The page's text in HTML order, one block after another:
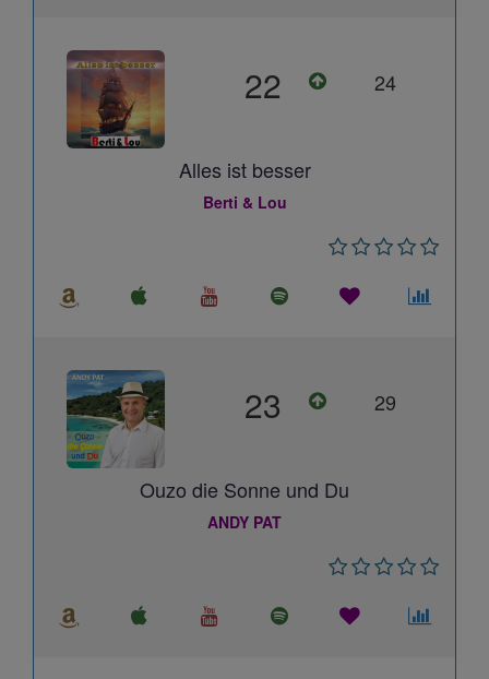
22 24
Alles ist besser
Berti & Lou
23 29
Ouzo die Sonne und Du
ANDY PAT